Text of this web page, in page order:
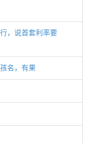
，说首套利率要
名，有果